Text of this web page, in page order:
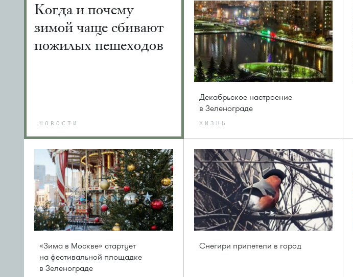
Когда и почему
зимой чаще сбивают
пожилых пешеходов
НОВОСТИ
Декабрьское настроение
в Зеленограде
ЖИЗНЬ
«Зима в Москве» стартует
на фестивальной площадке
в Зеленограде
Снегири прилетели в город